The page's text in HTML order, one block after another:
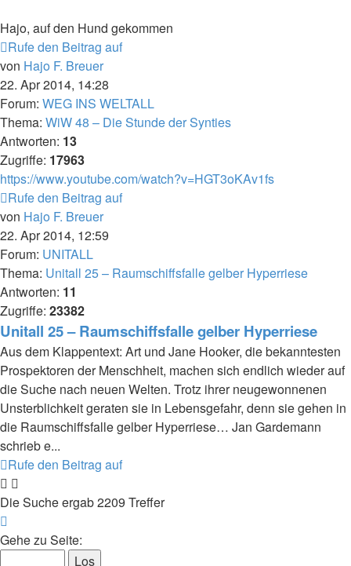
Hajo, auf den Hund gekommen
Rufe den Beitrag auf
von Hajo F. Breuer
22. Apr 2014, 14:28
Forum: WEG INS WELTALL
Thema: WiW 48 – Die Stunde der Synties
Antworten: 13
Zugriffe: 17963
https://www.youtube.com/watch?v=HGT3oKAv1fs
Rufe den Beitrag auf
von Hajo F. Breuer
22. Apr 2014, 12:59
Forum: UNITALL
Thema: Unitall 25 – Raumschiffsfalle gelber Hyperriese
Antworten: 11
Zugriffe: 23382
Unitall 25 – Raumschiffsfalle gelber Hyperriese
Aus dem Klappentext: Art und Jane Hooker, die bekanntesten
Prospektoren der Menschheit, machen sich endlich wieder auf
die Suche nach neuen Welten. Trotz ihrer neugewonnenen
Unsterblichkeit geraten sie in Lebensgefahr, denn sie gehen in
die Raumschiffsfalle gelber Hyperriese… Jan Gardemann
schrieb e...
Rufe den Beitrag auf
Die Suche ergab 2209 Treffer
1
Gehe zu Seite: